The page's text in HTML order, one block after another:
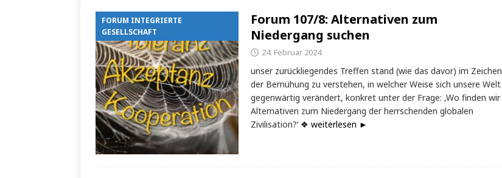
FORUM INTEGRIERTE
GESELLSCHAFT
Forum 107/8: Alternativen zum
Niedergang suchen
24. Februar 2024
unser zurückliegendes Treffen stand (wie das davor) im Zeichen
der Bemühung zu verstehen, in welcher Weise sich unsere Welt
gegenwärtig verändert, konkret unter der Frage: ‚Wo finden wir
Alternativen zum Niedergang der herrschenden globalen
Zivilisation?‘ ❖ weiterlesen ►